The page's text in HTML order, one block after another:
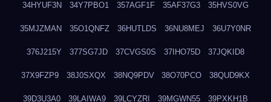
34HYUF3N 34Y7PBO1 357AGF1F 35AF37G3 35HVS0VG
35MJZMAN 35O1QNFZ 36HUTLDS 36NU8MEJ 36U7Y0NR
376J215Y 377SG7JD 37CVGS0S 37IHO75D 37JQKID8
37X9FZP9 38J0SXQX 38NQ9PDV 38O70PCO 38QUD9KX
39D3U3A0 39LAIWA9 39LCYZRI 39MGWN55 39PXKH1B